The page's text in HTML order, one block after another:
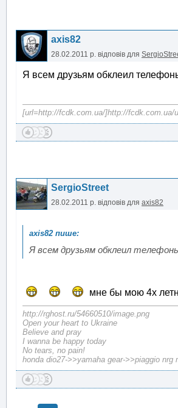
axis82
28.02.2011 р. відповів для
Я всем друзьям обклеил
[url=http://fcdk.com.ua/]http://fcdk.com.ua/
SergioStreet
28.02.2011 р. відповів для axis82
Я всем друзьям обклеил
мне бы мою 4х
http://rghost.ru/54660510/image.png
Open your heart to Ukraine
Believe and pray
I wanna be happy today
No tears, no pain!
honda dio27->>yamaha gear->>piaggio nrg